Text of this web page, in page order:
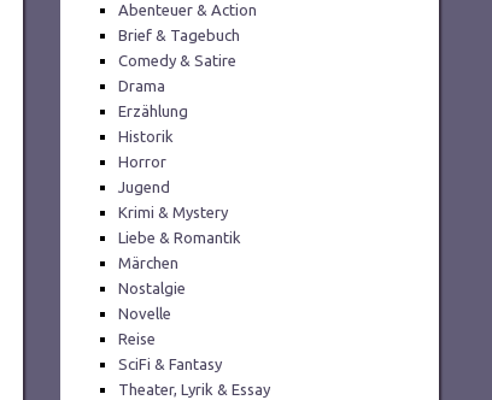
Abenteuer & Action
Brief & Tagebuch
Comedy & Satire
Drama
Erzählung
Historik
Horror
Jugend
Krimi & Mystery
Liebe & Romantik
Märchen
Nostalgie
Novelle
Reise
SciFi & Fantasy
Theater, Lyrik & Essay